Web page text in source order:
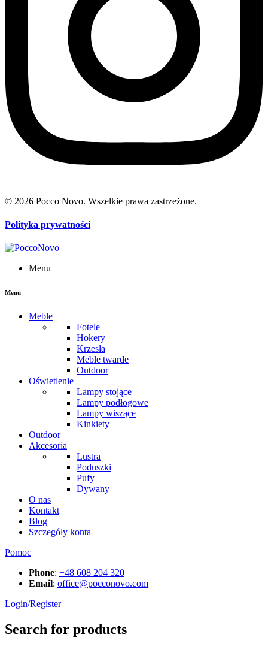
© 2026 Pocco Novo. Wszelkie prawa zastrzeżone.
Polityka prywatności
Menu
Menu
Meble
Fotele
Hokery
Krzesła
Meble twarde
Outdoor
Oświetlenie
Lampy stojące
Lampy podłogowe
Lampy wiszące
Kinkiety
Outdoor
Akcesoria
Lustra
Poduszki
Pufy
Dywany
O nas
Kontakt
Blog
Szczegóły konta
Pomoc
Phone: +48 608 204 320
Email: office@pocconovo.com
Login/Register
Search for products